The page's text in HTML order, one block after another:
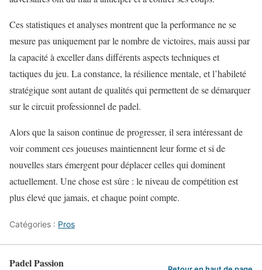
Ces statistiques et analyses montrent que la performance ne se
mesure pas uniquement par le nombre de victoires, mais aussi par
la capacité à exceller dans différents aspects techniques et
tactiques du jeu. La constance, la résilience mentale, et l’habileté
stratégique sont autant de qualités qui permettent de se démarquer
sur le circuit professionnel de padel.
Alors que la saison continue de progresser, il sera intéressant de
voir comment ces joueuses maintiennent leur forme et si de
nouvelles stars émergent pour déplacer celles qui dominent
actuellement. Une chose est sûre : le niveau de compétition est
plus élevé que jamais, et chaque point compte.
Catégories : Pros
Padel Passion